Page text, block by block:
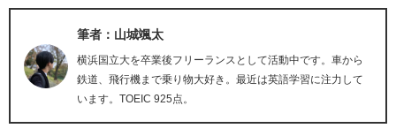
筆者：山城颯太
横浜国立大を卒業後フリーランスとして活動中です。車から
鉄道、飛行機まで乗り物大好き。最近は英語学習に注力して
います。TOEIC 925点。